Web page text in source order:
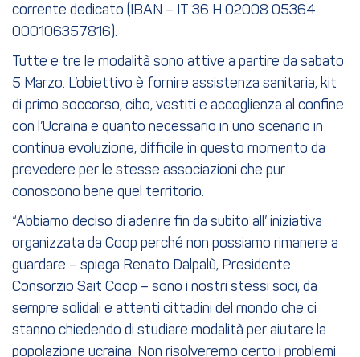
corrente dedicato (IBAN – IT 36 H 02008 05364
000106357816).
Tutte e tre le modalità sono attive a partire da sabato
5 Marzo. L’obiettivo è fornire assistenza sanitaria, kit
di primo soccorso, cibo, vestiti e accoglienza al confine
con l’Ucraina e quanto necessario in uno scenario in
continua evoluzione, difficile in questo momento da
prevedere per le stesse associazioni che pur
conoscono bene quel territorio.
“Abbiamo deciso di aderire fin da subito all’ iniziativa
organizzata da Coop perché non possiamo rimanere a
guardare – spiega Renato Dalpalù, Presidente
Consorzio Sait Coop – sono i nostri stessi soci, da
sempre solidali e attenti cittadini del mondo che ci
stanno chiedendo di studiare modalità per aiutare la
popolazione ucraina. Non risolveremo certo i problemi